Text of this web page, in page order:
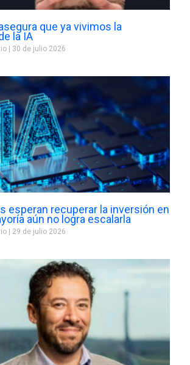
que ya vivimos la
la IA
30 de julio 2026
esperan recuperar la inversión en
aún no logra escalarla
29 de julio 2026